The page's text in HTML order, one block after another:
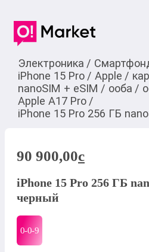
Электроника /
iPhone 15 Pro / Apple /
nanoSIM + eSIM / ооба /
Apple A17 Pro /
iPhone 15 Pro 256 ГБ
90 900,00c
iPhone 15 Pro 256 ГБ
черный
0-0-9